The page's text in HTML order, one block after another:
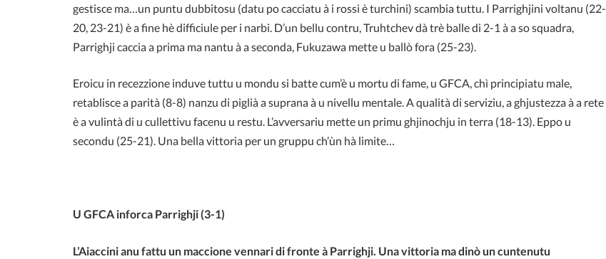
gestisce ma…un puntu dubbitosu (datu po cacciatu à i rossi è turchini) scambia tuttu. I Parrighjini voltanu (22-
20, 23-21) è a fine hè difficiule per i narbi. D’un bellu contru, Truhtchev dà trè balle di 2-1 à a so squadra,
Parrighji caccia a prima ma nantu à a seconda, Fukuzawa mette u ballò fora (25-23).
Eroicu in recezzione induve tuttu u mondu si batte cum’è u mortu di fame, u GFCA, chì principiatu male,
retablisce a parità (8-8) nanzu di piglià a suprana à u nivellu mentale. A qualità di serviziu, a ghjustezza à a rete
è a vulintà di u cullettivu facenu u restu. L’avversariu mette un primu ghjinochju in terra (18-13). Eppo u
secondu (25-21). Una bella vittoria per un gruppu ch’ùn hà limite…
U GFCA inforca Parrighji (3-1)
L’Aiaccini anu fattu un maccione vennari di fronte à Parrighji. Una vittoria ma dinò un cuntenutu